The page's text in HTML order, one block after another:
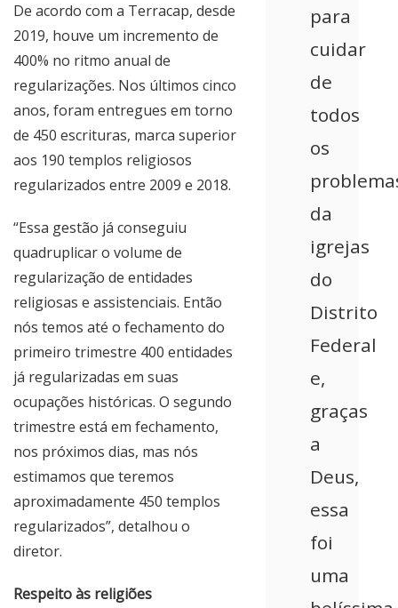
para
cuidar
de
todos
os
da
igrejas
do
Distrito
Federal
e,
graças
a
Deus,
essa
foi
uma
De acordo com a Terracap, desde
2019, houve um incremento de
400% no ritmo anual de
regularizações. Nos últimos cinco
anos, foram entregues em torno
de 450 escrituras, marca superior
aos 190 templos religiosos
regularizados entre 2009 e 2018.
“Essa gestão já conseguiu
quadruplicar o volume de
regularização de entidades
religiosas e assistenciais. Então
nós temos até o fechamento do
primeiro trimestre 400 entidades
já regularizadas em suas
ocupações históricas. O segundo
trimestre está em fechamento,
nos próximos dias, mas nós
estimamos que teremos
aproximadamente 450 templos
regularizados”, detalhou o
diretor.
Respeito às religiões